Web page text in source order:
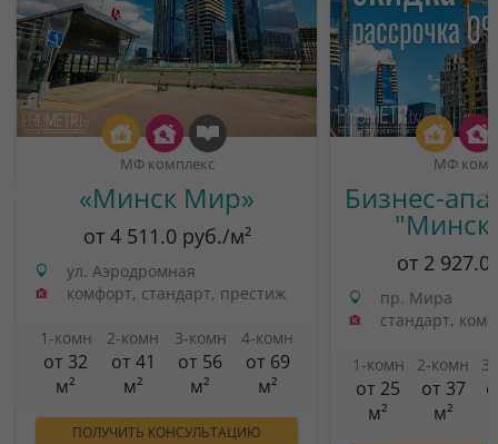
МФ комплекс
«Минск Мир»
от 4 511.0 руб./м²
ул. Аэродромная
комфорт, стандарт, престиж
1-комн
от 32
м²
2-комн
от 41
м²
3-комн
от 56
м²
4-комн
от 69
м²
ПОЛУЧИТЬ КОНСУЛЬТАЦИЮ
МФ
Бизнес-
от 2
пр. Мира
стандарт,
1-комн
от 25
м²
2-комн
от 37
м²